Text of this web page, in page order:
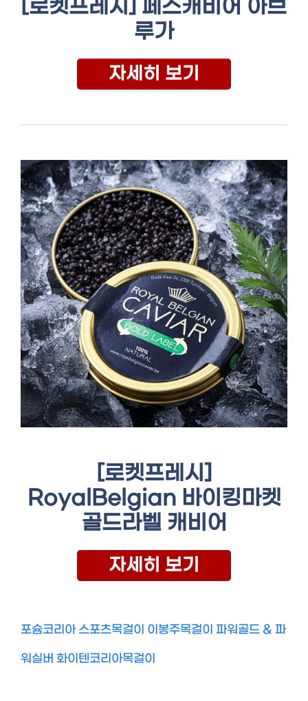
[로켓프레시] 페스캐비어 아브
루가
자세히 보기
[로켓프레시]
RoyalBelgian 바이킹마켓
골드라벨 캐비어
자세히 보기
포슘코리아 스포츠목걸이 이봉주목걸이 파워골드 & 파
워실버 화이텐코리아목걸이